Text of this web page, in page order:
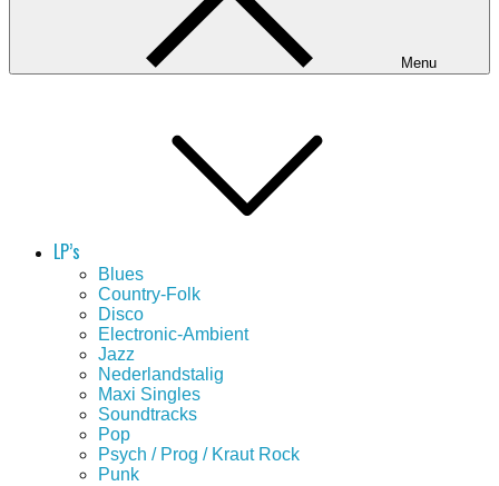
Menu
LP’s
Blues
Country-Folk
Disco
Electronic-Ambient
Jazz
Nederlandstalig
Maxi Singles
Soundtracks
Pop
Psych / Prog / Kraut Rock
Punk